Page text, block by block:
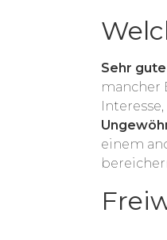
Sehr
mancher
einem